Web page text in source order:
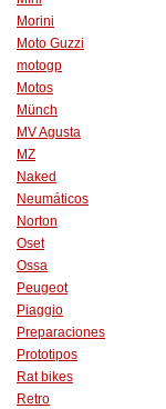
Morini
Moto Guzzi
motogp
Motos
Münch
MV Agusta
MZ
Naked
Neumáticos
Norton
Oset
Ossa
Peugeot
Piaggio
Preparaciones
Prototipos
Rat bikes
Retro